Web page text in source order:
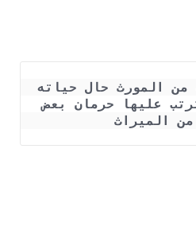
صحيحة ولو كان يترتب عليها حرمان بعض
الميراث